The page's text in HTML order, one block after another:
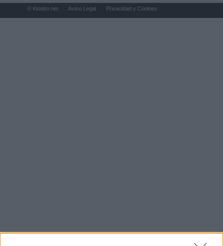
© Kiosko.net Aviso Legal Privacidad y Cookies